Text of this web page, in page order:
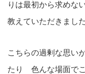
りは最初から求めな
教えていただきました
こちらの過剰な思い
たり 色んな場面で